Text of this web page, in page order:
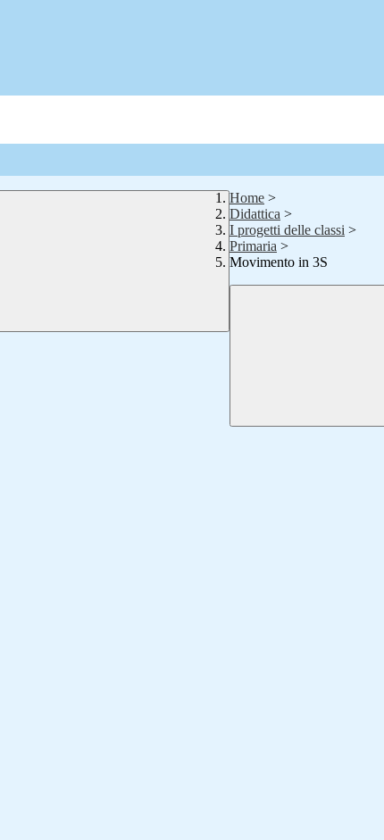
Home >
Didattica >
I progetti delle classi >
Primaria >
Movimento in 3S